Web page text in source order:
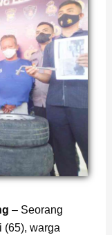
– Seorang
(65), warga